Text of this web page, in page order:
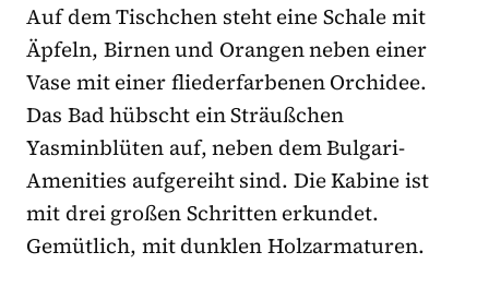
Auf dem Tischchen steht eine Schale mit
Äpfeln, Birnen und Orangen neben einer
Vase mit einer fliederfarbenen Orchidee.
Das Bad hübscht ein Sträußchen
Yasminblüten auf, neben dem Bulgari-
Amenities aufgereiht sind. Die Kabine ist
mit drei großen Schritten erkundet.
Gemütlich, mit dunklen Holzarmaturen.